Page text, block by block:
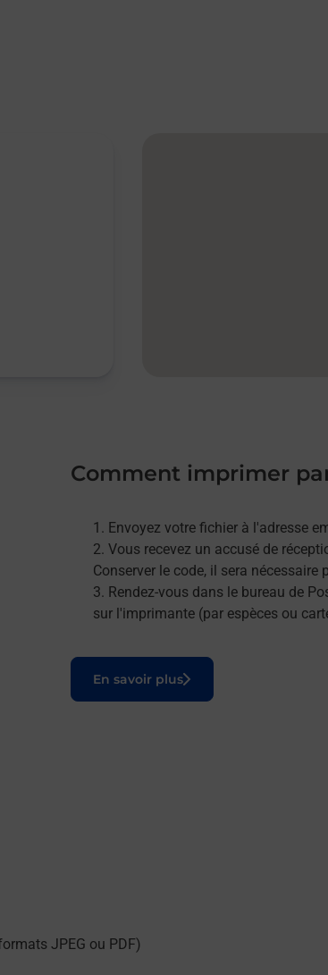
Comment imprimer
Envoyez votre fichier à l'adresse
Vous recevez un accusé de
Conserver le code, il sera
Rendez-vous dans le bureau de
sur l'imprimante (par espèces ou
En savoir plus
Le lien s'ouvre dans un nouvel onglet
JPEG ou PDF)